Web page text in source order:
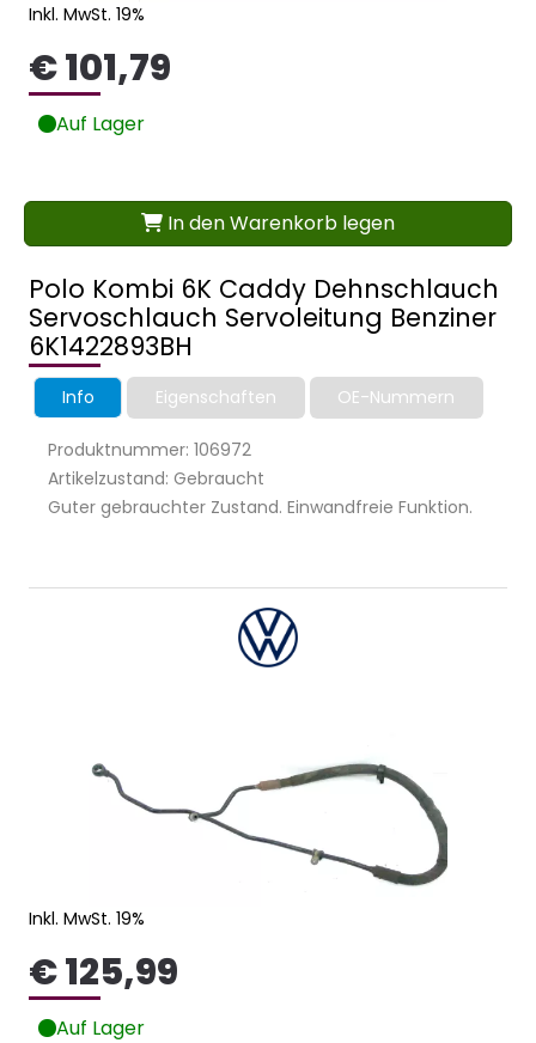
Polo Kombi 6K Caddy Dehnschlauch
Servoschlauch Servoleitung Benziner
6K1422893BH
Info Eigenschaften OE-Nummern
Produktnummer: 106972
Artikelzustand: Gebraucht
Guter gebrauchter Zustand. Einwandfreie Funktion.
Inkl. MwSt. 19%
€ 101,79
Auf Lager
In den Warenkorb legen
Inkl. MwSt. 19%
€ 125,99
Auf Lager